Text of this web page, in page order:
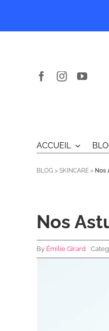
ACCUEIL
BLOG > SKINCARE > Nos
Nos
By Émilie Girard